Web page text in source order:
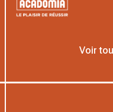
Voir